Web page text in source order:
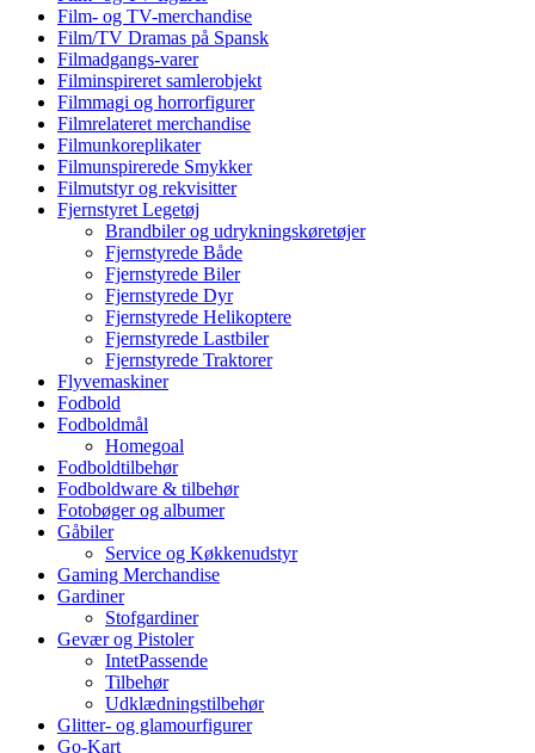
Film- og TV-merchandise
Film/TV Dramas på Spansk
Filmadgangs-varer
Filminspireret samlerobjekt
Filmmagi og horrorfigurer
Filmrelateret merchandise
Filmunkoreplikater
Filmunspirerede Smykker
Filmutstyr og rekvisitter
Fjernstyret Legetøj
Brandbiler og udrykningskøretøjer
Fjernstyrede Både
Fjernstyrede Biler
Fjernstyrede Dyr
Fjernstyrede Helikoptere
Fjernstyrede Lastbiler
Fjernstyrede Traktorer
Flyvemaskiner
Fodbold
Fodboldmål
Homegoal
Fodboldtilbehør
Fodboldware & tilbehør
Fotobøger og albumer
Gåbiler
Service og Køkkenudstyr
Gaming Merchandise
Gardiner
Stofgardiner
Gevær og Pistoler
IntetPassende
Tilbehør
Udklædningstilbehør
Glitter- og glamourfigurer
Go-Kart